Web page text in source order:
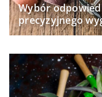
Wybór
precyzyjnego